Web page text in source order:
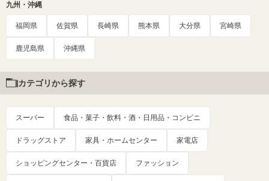
九州・沖縄
福岡県 佐賀県 長崎県 熊本県 大分県 宮崎県
鹿児島県 沖縄県
カテゴリから探す
スーパー 食品・菓子・飲料・酒・日用品・コンビニ
ドラッグストア 家具・ホームセンター 家電店
ショッピングセンター・百貨店 ファッション